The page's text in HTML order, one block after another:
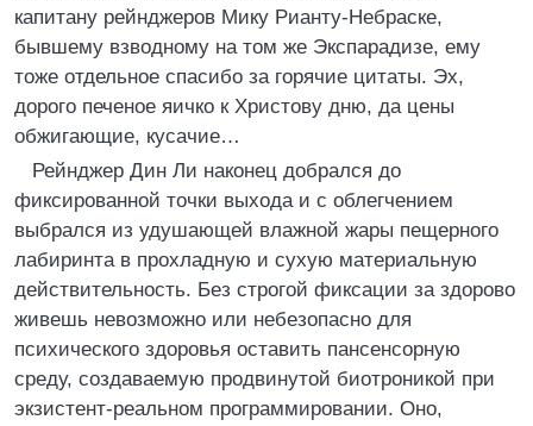
капитану рейнджеров Мику Рианту-Небраске,
бывшему взводному на том же Экспарадизе, ему
тоже отдельное спасибо за горячие цитаты. Эх,
дорого печеное яичко к Христову дню, да цены
обжигающие, кусачие…
Рейнджер Дин Ли наконец добрался до
фиксированной точки выхода и с облегчением
выбрался из удушающей влажной жары пещерного
лабиринта в прохладную и сухую материальную
действительность. Без строгой фиксации за здорово
живешь невозможно или небезопасно для
психического здоровья оставить пансенсорную
среду, создаваемую продвинутой биотроникой при
экзистент-реальном программировании. Оно,